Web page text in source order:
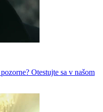
Otestujte sa v našom